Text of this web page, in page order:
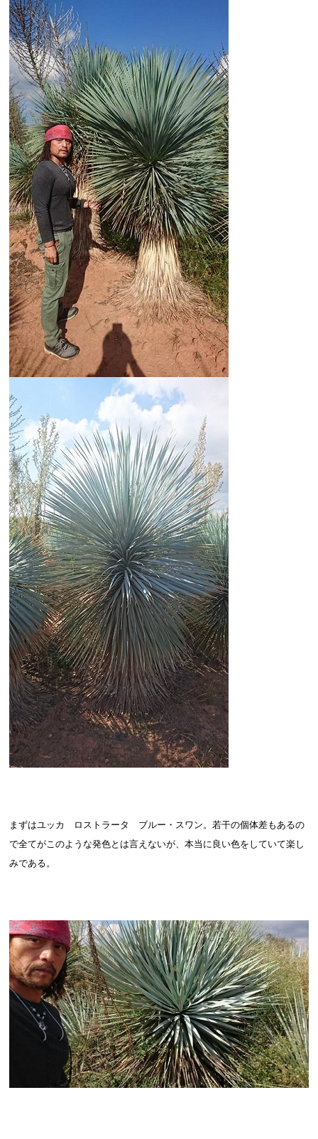
まずはユッカ ロストラータ ブルー・スワン。若干の個体差もあるの
で全てがこのような発色とは言えないが、本当に良い色をしていて楽し
みである。